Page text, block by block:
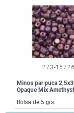
273-15726
Minos par puca
Opaque Mix
Bolsa de 5 grs.